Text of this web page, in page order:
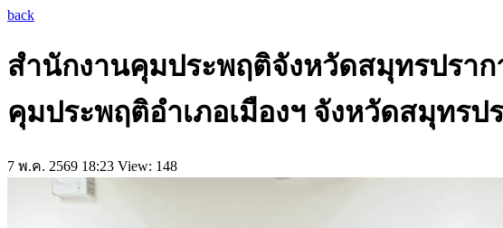
back
สำนักงานคุมประพฤติจังหวัดสมุทรปรา
คุมประพฤติอำเภอเมืองฯ​ จังหวัดสมุทรป
7 พ.ค. 2569 18:23 View: 148